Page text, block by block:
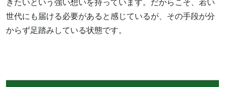
世代にも届ける必要があると感じているが、その手段が分
からず足踏みしている状態です。